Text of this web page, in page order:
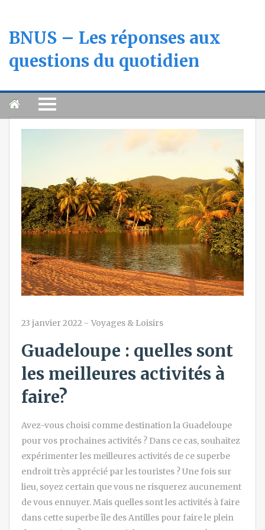
BNUS – Les réponses aux
questions du quotidien
23 janvier 2022 - Voyages & Loisirs
Guadeloupe : quelles sont
les meilleures activités à
faire?
Avez-vous choisi comme destination la Guadeloupe
pour vos prochaines activités ? Dans ce cas, souhaitez
expérimenter les meilleures activités de ce superbe
endroit très apprécié par les touristes ? Une fois sur
lieu, soyez certain que vous ne risquerez aucunement
de vous ennuyer. Mais quelles sont les activités à faire
dans cette superbe île des Antilles pour faire le plein